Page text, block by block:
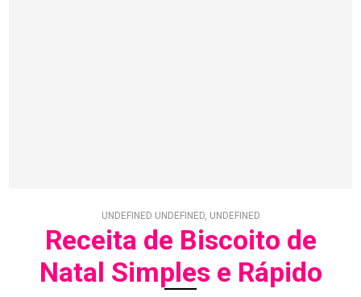
UNDEFINED UNDEFINED, UNDEFINED
Receita de Biscoito de
Natal Simples e Rápido